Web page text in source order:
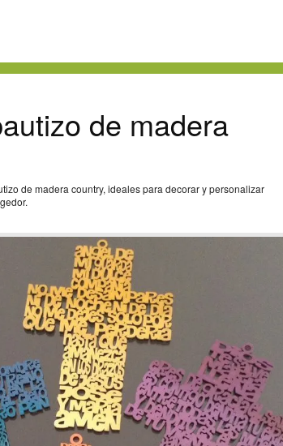
de madera
de madera country, ideales para decorar y personalizar